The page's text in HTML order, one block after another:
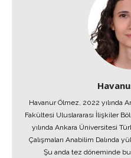
Havanur Ölmez, 2022 yılında
Fakültesi Uluslararası İlişkiler
yılında Ankara Üniversitesi
Çalışmaları Anabilim Dalında
Şu anda tez döneminde